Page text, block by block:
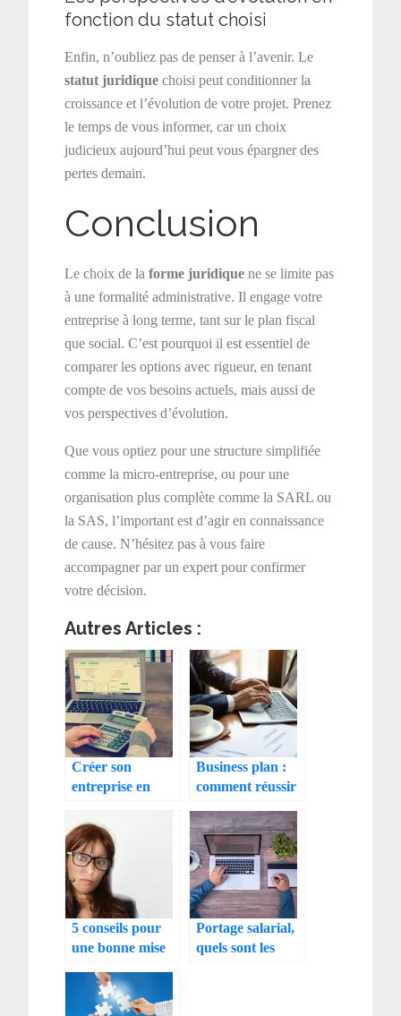
fonction du statut choisi
Enfin, n’oubliez pas de penser à l’avenir. Le
statut juridique choisi peut conditionner la
croissance et l’évolution de votre projet. Prenez
le temps de vous informer, car un choix
judicieux aujourd’hui peut vous épargner des
pertes demain.
Conclusion
Le choix de laforme juridique ne se limite pas
à une formalité administrative. Il engage votre
entreprise à long terme, tant sur le plan fiscal
que social. C’est pourquoi il est essentiel de
comparer les options avec rigueur, en tenant
compte de vos besoins actuels, mais aussi de
vos perspectives d’évolution.
Que vous optiez pour une structure simplifiée
comme la micro-entreprise, ou pour une
organisation plus complète comme la SARL ou
la SAS, l’important est d’agir en connaissance
de cause. N’hésitez pas à vous faire
accompagner par un expert pour confirmer
votre décision.
Autres Articles :
Créer son
entreprise en
avantages
Business plan :
comment réussir
votre entreprise ?
5 conseils pour
une bonne mise
télétravail dans
votre entreprise
Portage salarial,
quels sont les